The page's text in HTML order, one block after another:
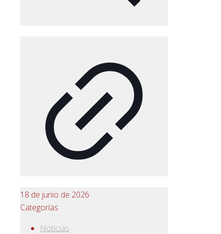
18 de junio de 2026
Categorías
Noticias